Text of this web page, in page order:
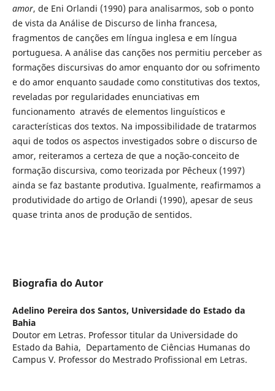
amor, de Eni Orlandi (1990) para analisarmos, sob o ponto
de vista da Análise de Discurso de linha francesa,
fragmentos de canções em língua inglesa e em língua
portuguesa. A análise das canções nos permitiu perceber as
formações discursivas do amor enquanto dor ou sofrimento
e do amor enquanto saudade como constitutivas dos textos,
reveladas por regularidades enunciativas em
funcionamento através de elementos linguísticos e
características dos textos. Na impossibilidade de tratarmos
aqui de todos os aspectos investigados sobre o discurso de
amor, reiteramos a certeza de que a noção-conceito de
formação discursiva, como teorizada por Pêcheux (1997)
ainda se faz bastante produtiva. Igualmente, reafirmamos a
produtividade do artigo de Orlandi (1990), apesar de seus
quase trinta anos de produção de sentidos.
Biografia do Autor
Adelino Pereira dos Santos, Universidade do Estado da
Bahia
Doutor em Letras. Professor titular da Universidade do
Estado da Bahia, Departamento de Ciências Humanas do
Campus V. Professor do Mestrado Profissional em Letras.